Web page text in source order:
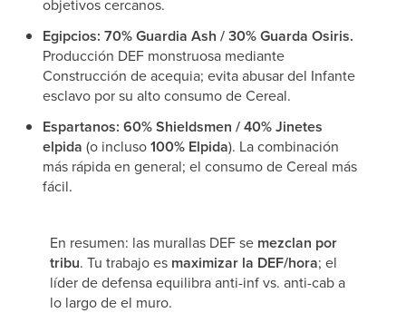
objetivos cercanos.
Egipcios: 70% Guardia Ash / 30% Guarda Osiris.
Producción DEF monstruosa mediante
Construcción de acequia; evita abusar del Infante
esclavo por su alto consumo de Cereal.
Espartanos: 60% Shieldsmen / 40% Jinetes
elpida (o incluso100% Elpida). La combinación
más rápida en general; el consumo de Cereal más
fácil.
En resumen: las murallas DEF se mezclan por
tribu. Tu trabajo es maximizar la DEF/hora; el
líder de defensa equilibra anti-inf vs. anti-cab a
lo largo de el muro.